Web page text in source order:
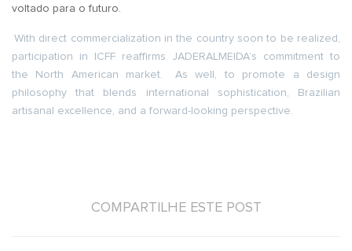
voltado para o futuro.
With direct commercialization in the country soon to be realized,
participation in ICFF reaffirms JADERALMEIDA’s commitment to
the North American market.
As well, to promote a design
philosophy that blends international sophistication, Brazilian
artisanal excellence, and a forward-looking perspective.
COMPARTILHE ESTE POST